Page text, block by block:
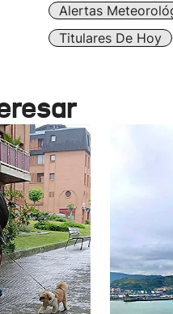
Alertas
Titulares De Hoy